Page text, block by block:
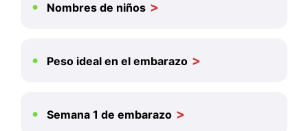
Nombres de niños
Peso ideal en el embarazo
Semana 1 de embarazo